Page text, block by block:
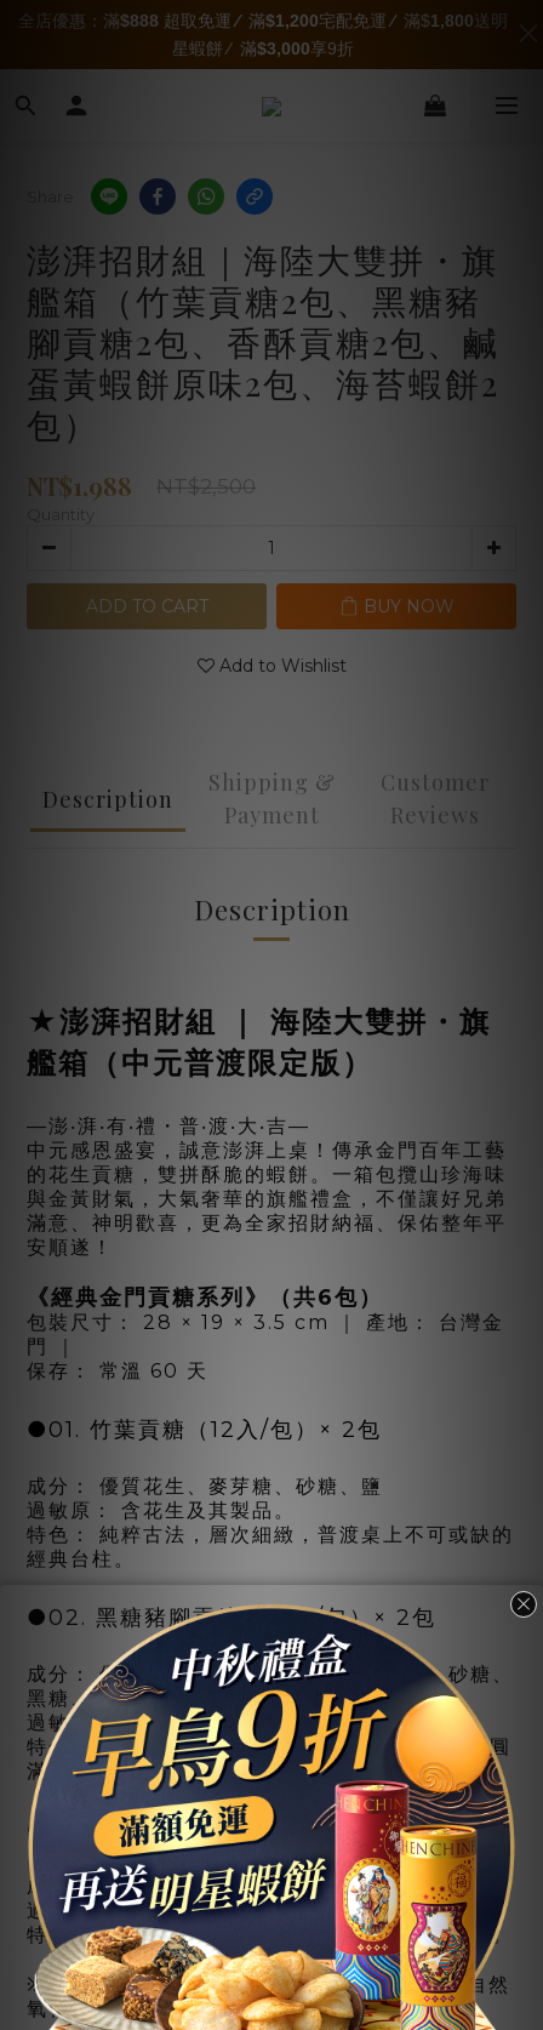
澎湃招財組｜海陸大雙拼・旗
艦箱（竹葉貢糖2包、黑糖豬
腳貢糖2包、香酥貢糖2包、鹹
蛋黃蝦餅原味2包、海苔蝦餅2
包）
NT$1,988 NT$2,500
Quantity
ADD TO CART BUY NOW
Add to Wishlist
Description
Shipping &
Payment
Customer
Reviews
Description
★澎湃招財組 ｜ 海陸大雙拼・旗
艦箱（中元普渡限定版）
—澎‧湃‧有‧禮・普‧渡‧大‧吉—
中元感恩盛宴，誠意澎湃上桌！傳承金門百年工藝
的花生貢糖，雙拼酥脆的蝦餅。一箱包攬山珍海味
與金黃財氣，大氣奢華的旗艦禮盒，不僅讓好兄弟
滿意、神明歡喜，更為全家招財納福、保佑整年平
安順遂！
《經典金門貢糖系列》（共6包）
包裝尺寸： 28 × 19 × 3.5 cm ｜ 產地： 台灣金
門 ｜
保存： 常溫 60 天
●01. 竹葉貢糖（12入/包）× 2包
成分： 優質花生、麥芽糖、砂糖、鹽
過敏原： 含花生及其製品。
特色： 純粹古法，層次細緻，普渡桌上不可或缺的
經典台柱。
●02. 黑糖豬腳貢糖（12入/包）× 2包
成分： 優質花生、麥芽糖、麵粉、白芝麻、砂糖、
黑糖、鹽
過敏原： 含花生、芝麻、麩質穀物及其製品。
特色： 外Q彈、內酥口，黑糖與芝麻交織出福氣圓
滿的滋味。
●03. 香酥貢糖（12入/包）× 2包
成分： 優質花生、麥芽糖、砂糖、鹽
過敏原： 含花生及其製品。
特色： 花生香濃、入口即化，傳統美味最顯誠意。
※貢糖注意事項： 花生富含天然油脂，久放易自然
氧化，開封後請儘早享用以保留香氣與酥脆。
全店優惠：滿$888 超取免運∕ 滿$1,200宅配免運∕ 滿$1,800送明
星蝦餅 ∕ 滿$3,000享9折